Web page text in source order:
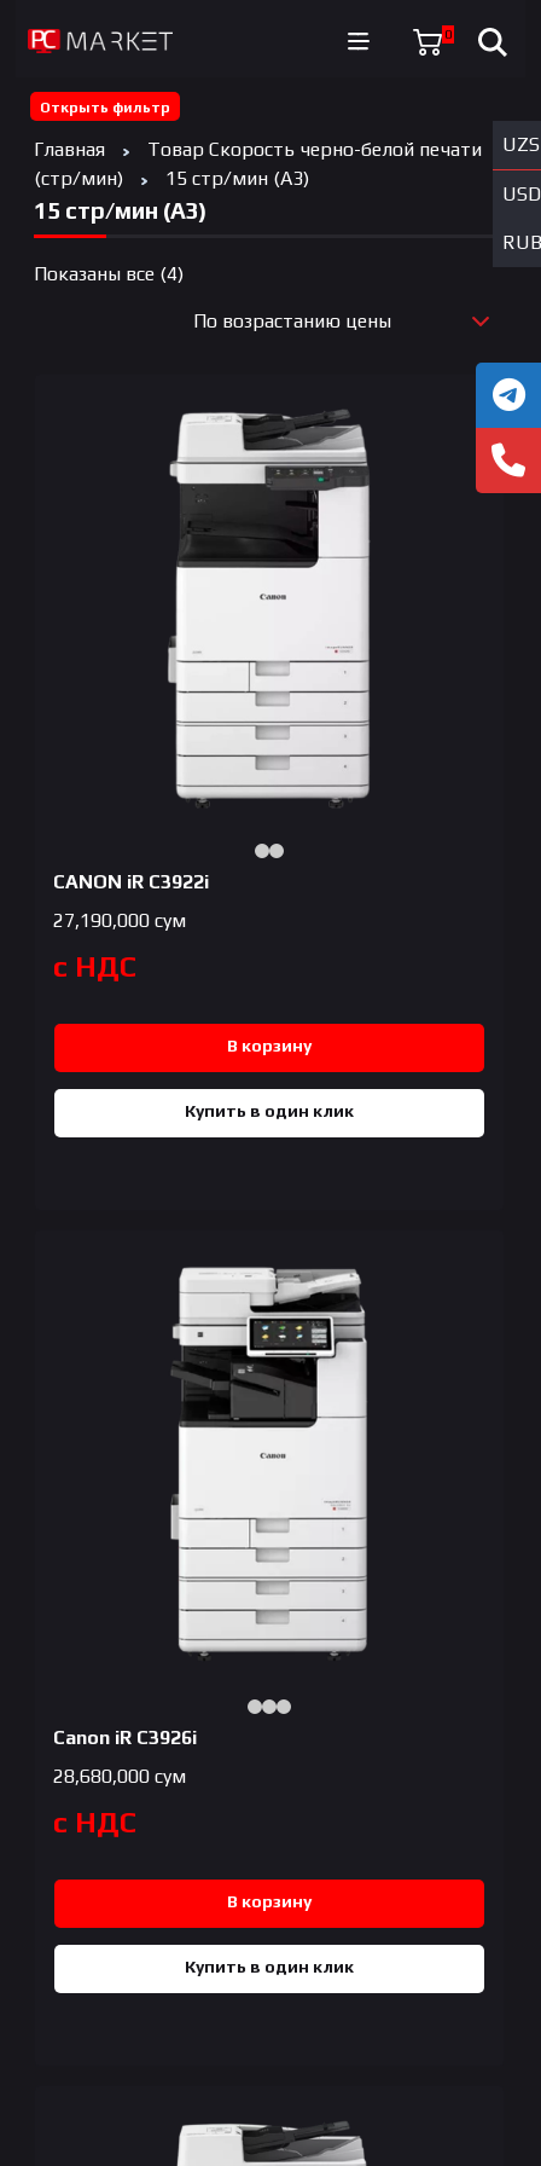
0
UZS
USD
RUB
Открыть фильтр
Главная
Товар Скорость черно-белой печати
(стр/мин)
15 стр/мин (А3)
15 стр/мин (А3)
Показаны все (4)Цены:
возрастанию
По возрастанию цены
По возрастанию цены
По убыванию цены
CANON iR C3922i
27,190,000 сум
с НДС
В корзину
Купить в один клик
Canon iR C3926i
28,680,000 сум
с НДС
В корзину
Купить в один клик